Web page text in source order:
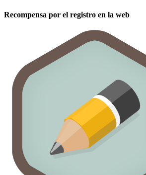
Recompensa por el registro en la web